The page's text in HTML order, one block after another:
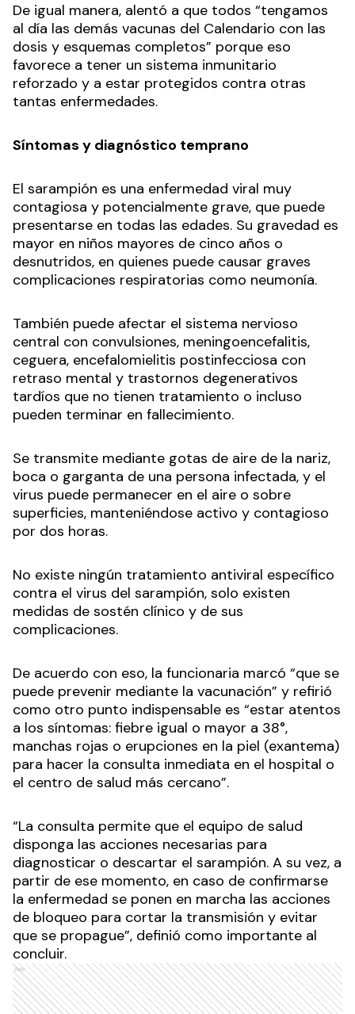
De igual manera, alentó a que todos “tengamos
al día las demás vacunas del Calendario con las
dosis y esquemas completos” porque eso
favorece a tener un sistema inmunitario
reforzado y a estar protegidos contra otras
tantas enfermedades.
Síntomas y diagnóstico temprano
El sarampión es una enfermedad viral muy
contagiosa y potencialmente grave, que puede
presentarse en todas las edades. Su gravedad es
mayor en niños mayores de cinco años o
desnutridos, en quienes puede causar graves
complicaciones respiratorias como neumonía.
También puede afectar el sistema nervioso
central con convulsiones, meningoencefalitis,
ceguera, encefalomielitis postinfecciosa con
retraso mental y trastornos degenerativos
tardíos que no tienen tratamiento o incluso
pueden terminar en fallecimiento.
Se transmite mediante gotas de aire de la nariz,
boca o garganta de una persona infectada, y el
virus puede permanecer en el aire o sobre
superficies, manteniéndose activo y contagioso
por dos horas.
No existe ningún tratamiento antiviral específico
contra el virus del sarampión, solo existen
medidas de sostén clínico y de sus
complicaciones.
De acuerdo con eso, la funcionaria marcó “que se
puede prevenir mediante la vacunación” y refirió
como otro punto indispensable es “estar atentos
a los síntomas: fiebre igual o mayor a 38°,
manchas rojas o erupciones en la piel (exantema)
para hacer la consulta inmediata en el hospital o
el centro de salud más cercano”.
“La consulta permite que el equipo de salud
disponga las acciones necesarias para
diagnosticar o descartar el sarampión. A su vez, a
partir de ese momento, en caso de confirmarse
la enfermedad se ponen en marcha las acciones
de bloqueo para cortar la transmisión y evitar
que se propague”, definió como importante al
concluir.
Ads